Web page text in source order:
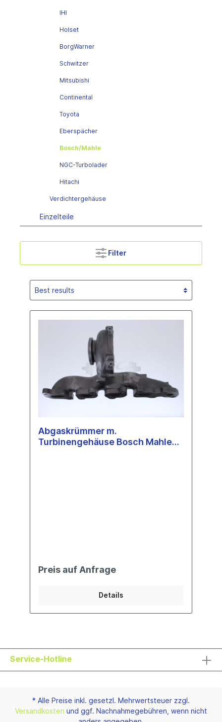
IHI
Holset
BorgWarner
Schwitzer
Mitsubishi
Continental
Toyota
Eberspächer
Bosch/Mahle
NGC-Turbolader
Hitachi
Verdichtergehäuse
Einzelteile
Filter
Abgaskrümmer m.
Turbinengehäuse Bosch Mahle
Preis auf Anfrage
Details
Service-Hotline
* Alle Preise inkl. gesetzl. Mehrwertsteuer zzgl.
Versandkosten und ggf. Nachnahmegebühren, wenn nicht